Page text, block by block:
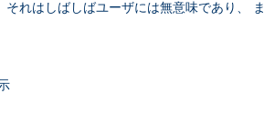
れはしばしばユーザには無意味であり、